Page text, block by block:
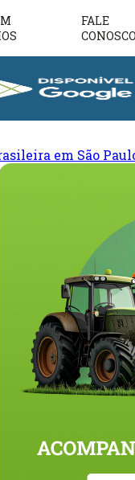
FALE
CONOSCO
em São